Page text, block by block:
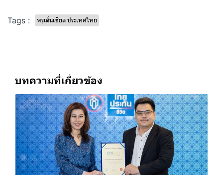
Tags : พรูเด็นเชียล ประเทศไทย
บทความที่เกี่ยวข้อง